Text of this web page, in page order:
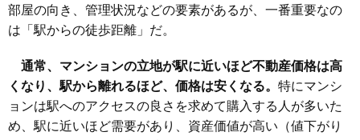
31 清本町 93万円 1,395万円 72.2%
32 鏡島南 93万円
33 領下 92万円 1,940万円 44.9%
34 柳津町東塚 91万円 2,187万円 61.9%
35 薮田南 88万円 1,855万円 72.1%
36 長良 88万円 2,100万円 51.2%
部屋の向き、管理状況などの要素があるが、一番重要なの
は「駅からの徒歩距離」だ。
通常、マンションの立地が駅に近いほど不動産価格は高
くなり、駅から離れるほど、価格は安くなる。 特にマンシ
ョンは駅へのアクセスの良さを求めて購入する人が多いた
め、駅に近いほど需要があり、資産価値が高い（値下がり